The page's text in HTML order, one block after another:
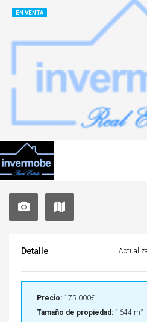
EN VENTA
Detalle
Precio: 175.000€
Tamaño de propiedad: 1644 m²